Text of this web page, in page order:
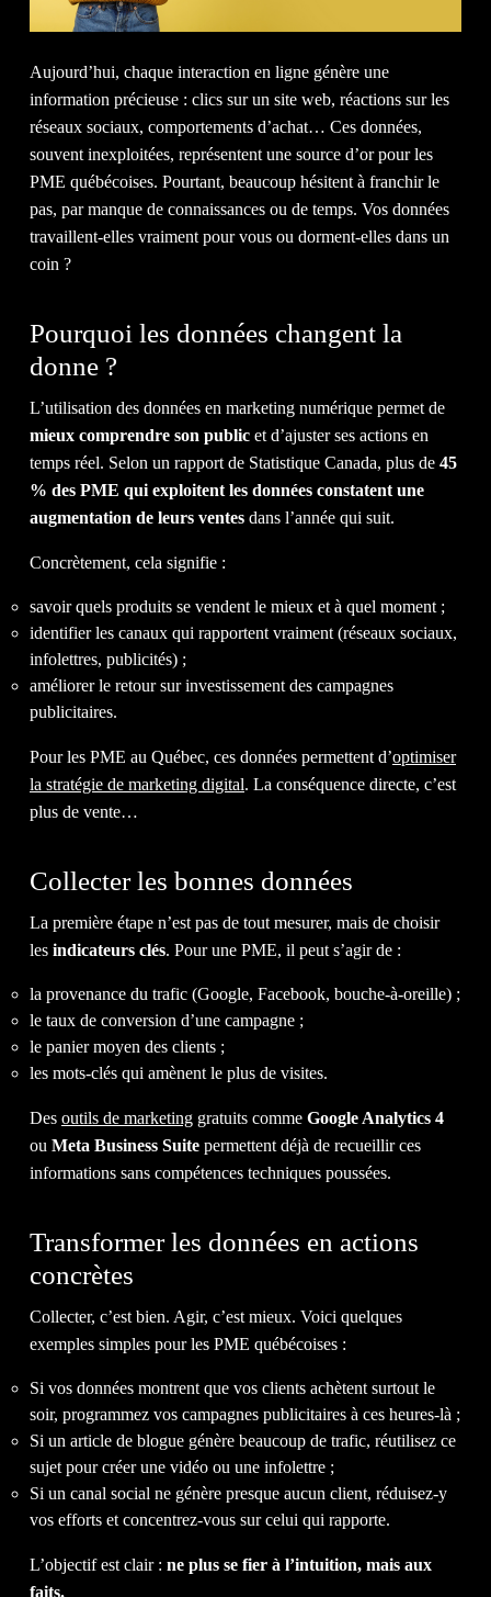
&
NOUS
IL EST TEMPS D'OBTENIR LE
RETOURSUR INVESTISSEMENT
QUE VOUSMÉRITEZ.
Aujourd’hui, chaque interaction en ligne génère une
information précieuse : clics sur un site web, réactions sur les
réseaux sociaux, comportements d’achat… Ces données,
souvent inexploitées, représentent une source d’or pour les
PME québécoises. Pourtant, beaucoup hésitent à franchir le
pas, par manque de connaissances ou de temps. Vos données
travaillent-elles vraiment pour vous ou dorment-elles dans un
coin ?
Pourquoi les données changent la
donne ?
L’utilisation des données en marketing numérique permet de
mieux comprendre son public et d’ajuster ses actions en
temps réel. Selon un rapport de Statistique Canada, plus de 45
% des PME qui exploitent les données constatent une
augmentation de leurs ventes dans l’année qui suit.
Concrètement, cela signifie :
savoir quels produits se vendent le mieux et à quel moment ;
identifier les canaux qui rapportent vraiment (réseaux sociaux,
infolettres, publicités) ;
améliorer le retour sur investissement des campagnes
publicitaires.
Pour les PME au Québec, ces données permettent d’optimiser
la stratégie de marketing digital. La conséquence directe, c’est
plus de vente…
Collecter les bonnes données
La première étape n’est pas de tout mesurer, mais de choisir
les indicateurs clés. Pour une PME, il peut s’agir de :
la provenance du trafic (Google, Facebook, bouche-à-oreille) ;
le taux de conversion d’une campagne ;
le panier moyen des clients ;
les mots-clés qui amènent le plus de visites.
Des outils de marketing gratuits comme Google Analytics 4
ou Meta Business Suite permettent déjà de recueillir ces
informations sans compétences techniques poussées.
Transformer les données en actions
concrètes
Collecter, c’est bien. Agir, c’est mieux. Voici quelques
exemples simples pour les PME québécoises :
Si vos données montrent que vos clients achètent surtout le
soir, programmez vos campagnes publicitaires à ces heures-là ;
Si un article de blogue génère beaucoup de trafic, réutilisez ce
sujet pour créer une vidéo ou une infolettre ;
Si un canal social ne génère presque aucun client, réduisez-y
vos efforts et concentrez-vous sur celui qui rapporte.
L’objectif est clair : ne plus se fier à l’intuition, mais aux
faits.